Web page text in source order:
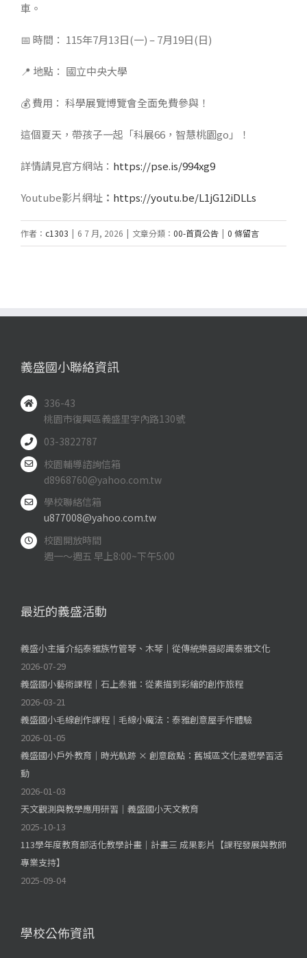
車。
📅 時間： 115年7月13日(一) – 7月19日(日)
📍 地點： 國立中央大學
💰 費用： 科學展覽博覽會全面免費參與！
這個夏天，帶孩子一起「科展66，智慧桃園go」！
詳情請見官方網站： https://pse.is/994xg9
Youtube影片網址 ： https://youtu.be/L1jG12iDLLs
作者： c1303 | 6 7 月, 2026 | 文章分類： 00-首頁公告 | 0 條留言
義盛國小聯絡資訊
336-43
桃園市復興區義盛里宇內路130號
03-3822787
校園輔導諮詢信箱
d8968760@yahoo.com.tw
學校聯絡信箱
u877008@yahoo.com.tw
校園開放時間
週一～週五 早上8:00~下午5:00
最近的義盛活動
義盛小主播介紹泰雅族竹管琴、木琴｜從傳統樂器認識泰雅文化
2026-07-29
義盛國小藝術課程｜石上泰雅：從素描到彩繪的創作旅程
2026-03-21
義盛國小毛線創作課程｜毛線小魔法：泰雅創意屋手作體驗
2026-01-05
義盛國小戶外教育｜時光軌跡 × 創意啟點：舊城區文化漫遊學習活
動
2026-01-03
天文觀測與教學應用研習｜義盛國小天文教育
2025-10-13
113學年度教育部活化教學計畫｜計畫三 成果影片【課程發展與教師
專業支持】
2025-09-04
學校公佈資訊